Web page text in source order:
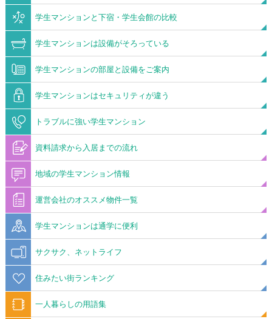
学生マンションと下宿・学生会館の比較
学生マンションは設備がそろっている
学生マンションの部屋と設備をご案内
学生マンションはセキュリティが違う
トラブルに強い学生マンション
資料請求から入居までの流れ
地域の学生マンション情報
運営会社のオススメ物件一覧
学生マンションは通学に便利
サクサク、ネットライフ
住みたい街ランキング
一人暮らしの用語集